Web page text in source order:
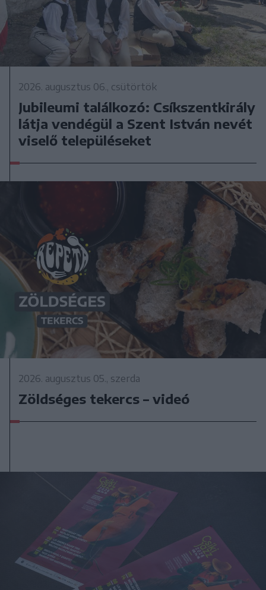
2026. augusztus 06., csütörtök
Jubileumi találkozó: Csíkszentkirály
látja vendégül a Szent István nevét
viselő településeket
2026. augusztus 05., szerda
Zöldséges tekercs – videó